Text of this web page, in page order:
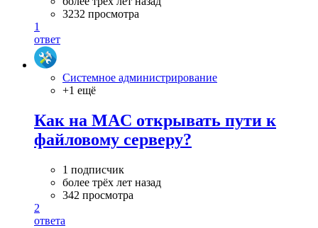
3232 просмотра
1
ответ
Системное администрирование
+1 ещё
Как на MAC открывать пути к
файловому серверу?
1 подписчик
более трёх лет назад
342 просмотра
2
ответа